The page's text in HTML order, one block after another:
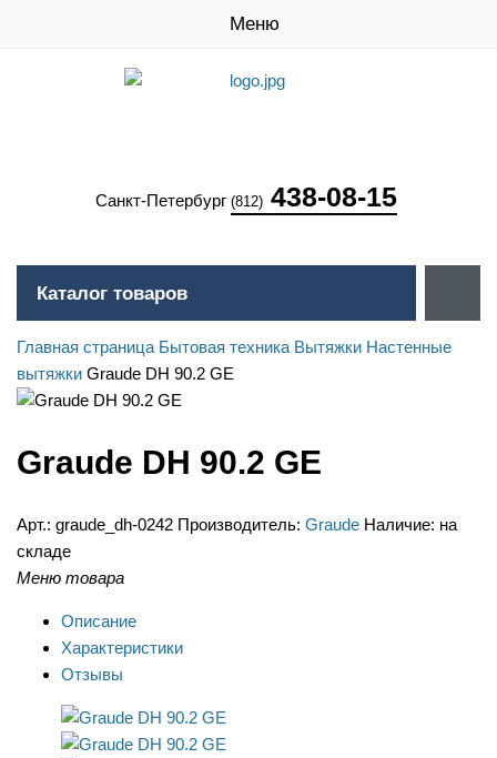
Меню
Санкт-Петербург (812) 438-08-15
Каталог товаров
Главная страница Бытовая техника Вытяжки Настенные
вытяжки Graude DH 90.2 GE
Graude DH 90.2 GE
Арт.: graude_dh-0242 Производитель: Graude Наличие: на
складе
Меню товара
Описание
Характеристики
Отзывы